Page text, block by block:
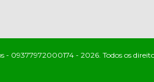
- 09377972000174 - 2026. Todos os